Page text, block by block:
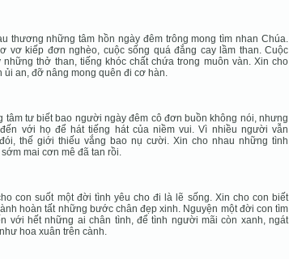
thương những tâm hồn ngày đêm trông mong tìm nhan Chúa.
vơ kiếp đơn nghèo, cuộc sống quá đắng cay lầm than. Cuộc
những thở than, tiếng khóc chất chứa trong muôn vàn. Xin cho
ủi an, đỡ nâng mong quên đi cơ hàn.
tâm tư biết bao người ngày đêm cô đơn buồn không nói, nhưng
với họ để hát tiếng hát của niềm vui. Vì nhiều người vẫn
thế giới thiếu vắng bao nụ cười. Xin cho nhau những tình
mai cơn mê đã tan rồi.
con suốt một đời tình yêu cho đi là lẽ sống. Xin cho con biết
hoàn tất những bước chân đẹp xinh. Nguyện một đời con tìm
với hết những ai chân tình, để tình người mãi còn xanh, ngát
hoa xuân trên cành.